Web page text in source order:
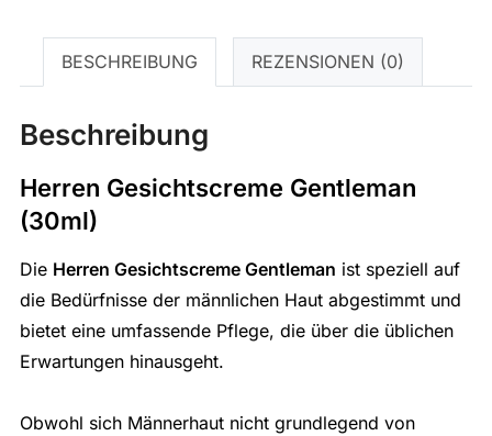
BESCHREIBUNG REZENSIONEN (0)
Beschreibung
Herren Gesichtscreme Gentleman
(30ml)
Die Herren Gesichtscreme Gentleman ist speziell auf
die Bedürfnisse der männlichen Haut abgestimmt und
bietet eine umfassende Pflege, die über die üblichen
Erwartungen hinausgeht.
Obwohl sich Männerhaut nicht grundlegend von